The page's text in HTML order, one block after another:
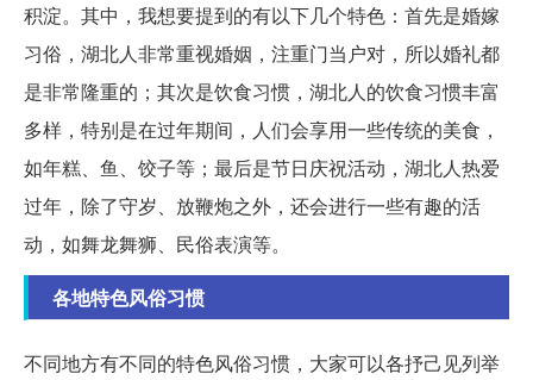
积淀。其中，我想要提到的有以下几个特色：首先是婚嫁
习俗，湖北人非常重视婚姻，注重门当户对，所以婚礼都
是非常隆重的；其次是饮食习惯，湖北人的饮食习惯丰富
多样，特别是在过年期间，人们会享用一些传统的美食，
如年糕、鱼、饺子等；最后是节日庆祝活动，湖北人热爱
过年，除了守岁、放鞭炮之外，还会进行一些有趣的活
动，如舞龙舞狮、民俗表演等。
各地特色风俗习惯
不同地方有不同的特色风俗习惯，大家可以各抒己见列举